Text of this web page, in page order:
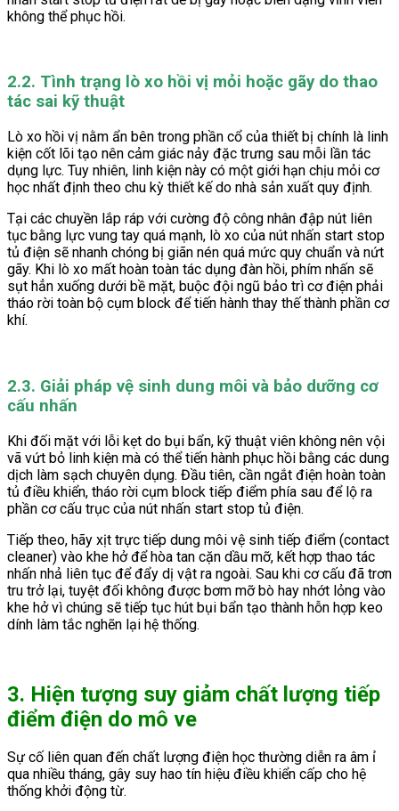
không thể phục hồi.
2.2. Tình trạng lò xo hồi vị mỏi hoặc gãy do thao
tác sai kỹ thuật
Lò xo hồi vị nằm ẩn bên trong phần cổ của thiết bị chính là linh
kiện cốt lõi tạo nên cảm giác nảy đặc trưng sau mỗi lần tác
dụng lực. Tuy nhiên, linh kiện này có một giới hạn chịu mỏi cơ
học nhất định theo chu kỳ thiết kế do nhà sản xuất quy định.
Tại các chuyền lắp ráp với cường độ công nhân đập nút liên
tục bằng lực vung tay quá mạnh, lò xo của nút nhấn start stop
tủ điện sẽ nhanh chóng bị giãn nén quá mức quy chuẩn và nứt
gãy. Khi lò xo mất hoàn toàn tác dụng đàn hồi, phím nhấn sẽ
sụt hẳn xuống dưới bề mặt, buộc đội ngũ bảo trì cơ điện phải
tháo rời toàn bộ cụm block để tiến hành thay thế thành phần cơ
khí.
2.3. Giải pháp vệ sinh dung môi và bảo dưỡng cơ
cấu nhấn
Khi đối mặt với lỗi kẹt do bụi bẩn, kỹ thuật viên không nên vội
vã vứt bỏ linh kiện mà có thể tiến hành phục hồi bằng các dung
dịch làm sạch chuyên dụng. Đầu tiên, cần ngắt điện hoàn toàn
tủ điều khiển, tháo rời cụm block tiếp điểm phía sau để lộ ra
phần cơ cấu trục của nút nhấn start stop tủ điện.
Tiếp theo, hãy xịt trực tiếp dung môi vệ sinh tiếp điểm (contact
cleaner) vào khe hở để hòa tan cặn dầu mỡ, kết hợp thao tác
nhấn nhả liên tục để đẩy dị vật ra ngoài. Sau khi cơ cấu đã trơn
tru trở lại, tuyệt đối không được bơm mỡ bò hay nhớt lỏng vào
khe hở vì chúng sẽ tiếp tục hút bụi bẩn tạo thành hỗn hợp keo
dính làm tắc nghẽn lại hệ thống.
3. Hiện tượng suy giảm chất lượng tiếp
điểm điện do mô ve
Sự cố liên quan đến chất lượng điện học thường diễn ra âm ỉ
qua nhiều tháng, gây suy hao tín hiệu điều khiển cấp cho hệ
thống khởi động từ.